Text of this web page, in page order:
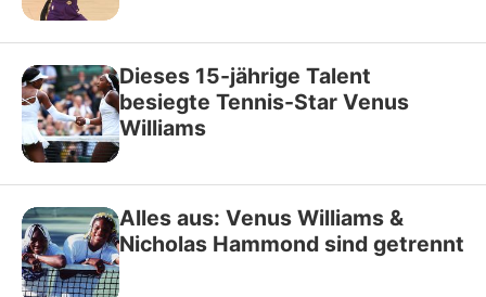
Dieses 15-jährige Talent
besiegte Tennis-Star Venus
Williams
Alles aus: Venus Williams &
Nicholas Hammond sind getrennt